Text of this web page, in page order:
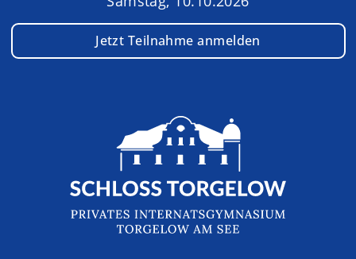
Jetzt Teilnahme anmelden